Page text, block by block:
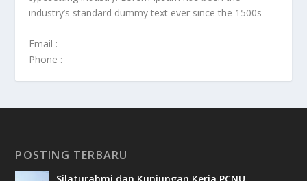
industry’s standard dummy text ever since the 1500s
Email :
Phone :
POSTING TERBARU